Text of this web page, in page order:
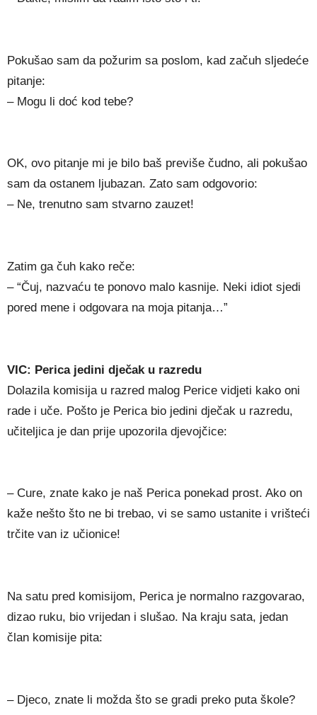
Pokušao sam da požurim sa poslom, kad začuh sljedeće
pitanje:
– Mogu li doć kod tebe?
OK, ovo pitanje mi je bilo baš previše čudno, ali pokušao
sam da ostanem ljubazan. Zato sam odgovorio:
– Ne, trenutno sam stvarno zauzet!
Zatim ga čuh kako reče:
– “Čuj, nazvaću te ponovo malo kasnije. Neki idiot sjedi
pored mene i odgovara na moja pitanja…”
VIC: Perica jedini dječak u razredu
Dolazila komisija u razred malog Perice vidjeti kako oni
rade i uče. Pošto je Perica bio jedini dječak u razredu,
učiteljica je dan prije upozorila djevojčice:
– Cure, znate kako je naš Perica ponekad prost. Ako on
kaže nešto što ne bi trebao, vi se samo ustanite i vrišteći
trčite van iz učionice!
Na satu pred komisijom, Perica je normalno razgovarao,
dizao ruku, bio vrijedan i slušao. Na kraju sata, jedan
član komisije pita:
– Djeco, znate li možda što se gradi preko puta škole?